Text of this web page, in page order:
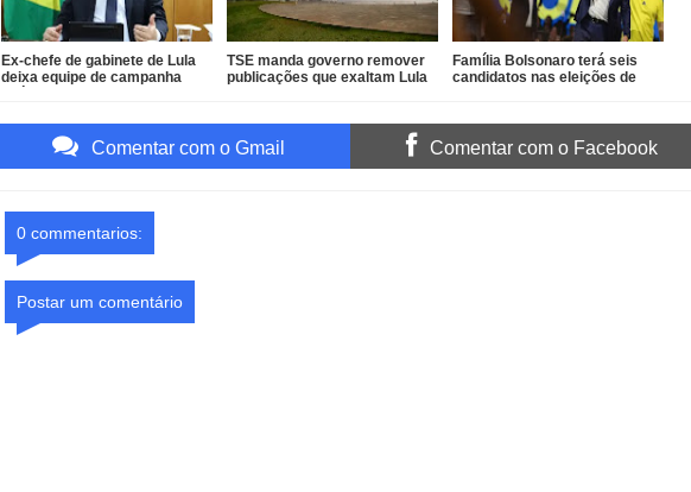
Ex-chefe de gabinete de Lula
deixa equipe de campanha
TSE manda governo remover
publicações que exaltam Lula
Família Bolsonaro terá seis
candidatos nas eleições de
Comentar com o Gmail Comentar com o Facebook
0 commentarios:
Postar um comentário